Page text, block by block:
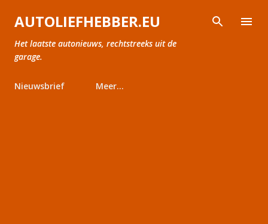
Doorgaan naar hoofdcontent
AUTOLIEFHEBBER.EU
Het laatste autonieuws, rechtstreeks uit de
garage.
Nieuwsbrief Meer…